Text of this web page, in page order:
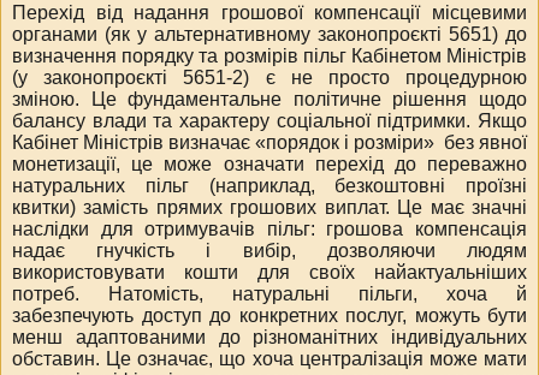
Перехід від надання грошової компенсації місцевими
органами (як у альтернативному законопроєкті 5651) до
визначення порядку та розмірів пільг Кабінетом Міністрів
(у законопроєкті 5651-2) є не просто процедурною
зміною. Це фундаментальне політичне рішення щодо
балансу влади та характеру соціальної підтримки. Якщо
Кабінет Міністрів визначає «порядок і розміри» без явної
монетизації, це може означати перехід до переважно
натуральних пільг (наприклад, безкоштовні проїзні
квитки) замість прямих грошових виплат. Це має значні
наслідки для отримувачів пільг: грошова компенсація
надає гнучкість і вибір, дозволяючи людям
використовувати кошти для своїх найактуальніших
потреб. Натомість, натуральні пільги, хоча й
забезпечують доступ до конкретних послуг, можуть бути
менш адаптованими до різноманітних індивідуальних
обставин. Це означає, що хоча централізація може мати